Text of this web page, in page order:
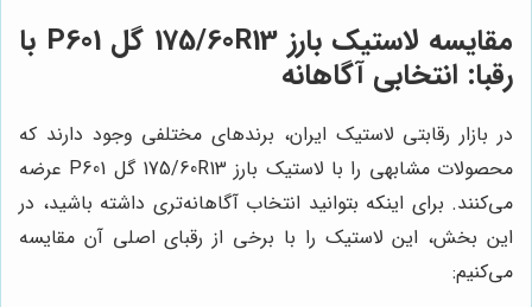
مقایسه لاستیک بارز 175/60R13 گل P601 با
رقبا: انتخابی آگاهانه
در بازار رقابتی لاستیک ایران، برندهای مختلفی وجود دارند که
محصولات مشابهی را با لاستیک بارز 175/60R13 گل P601 عرضه
می‌کنند. برای اینکه بتوانید انتخاب آگاهانه‌تری داشته باشید، در
این بخش، این لاستیک را با برخی از رقبای اصلی آن مقایسه
می‌کنیم: